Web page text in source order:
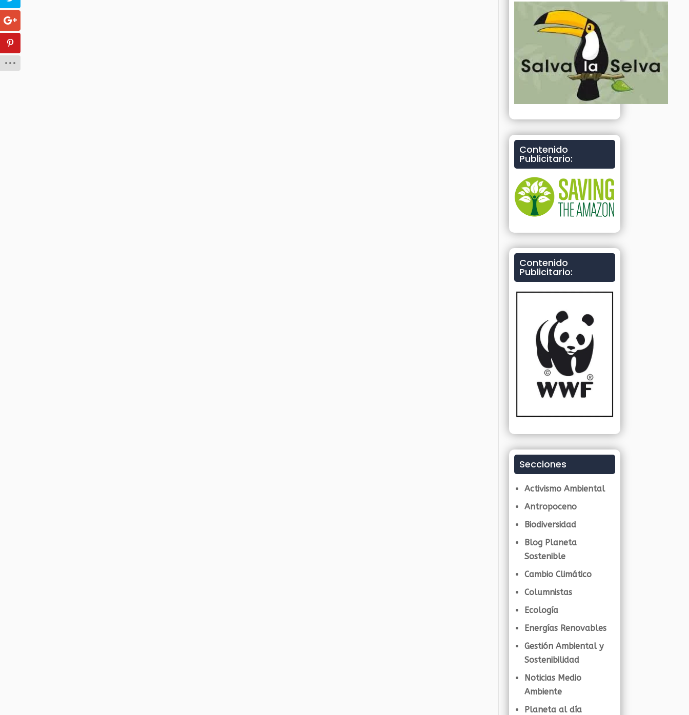
Contenido
Publicitario:
Contenido
Publicitario:
Secciones
Activismo Ambiental
Antropoceno
Biodiversidad
Blog Planeta
Sostenible
Cambio Climático
Columnistas
Ecología
Energías Renovables
Gestión Ambiental y
Sostenibilidad
Noticias Medio
Ambiente
Planeta al día